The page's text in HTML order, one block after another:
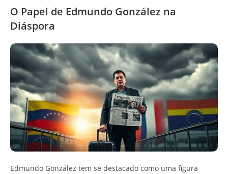
O Papel de Edmundo González na
Diáspora
Edmundo González tem se destacado como uma figura